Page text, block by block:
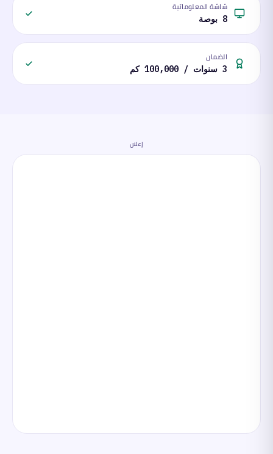
شاشة المعلوماتية
8 بوصة
الضمان
3 سنوات / 100,000 كم
إعلان